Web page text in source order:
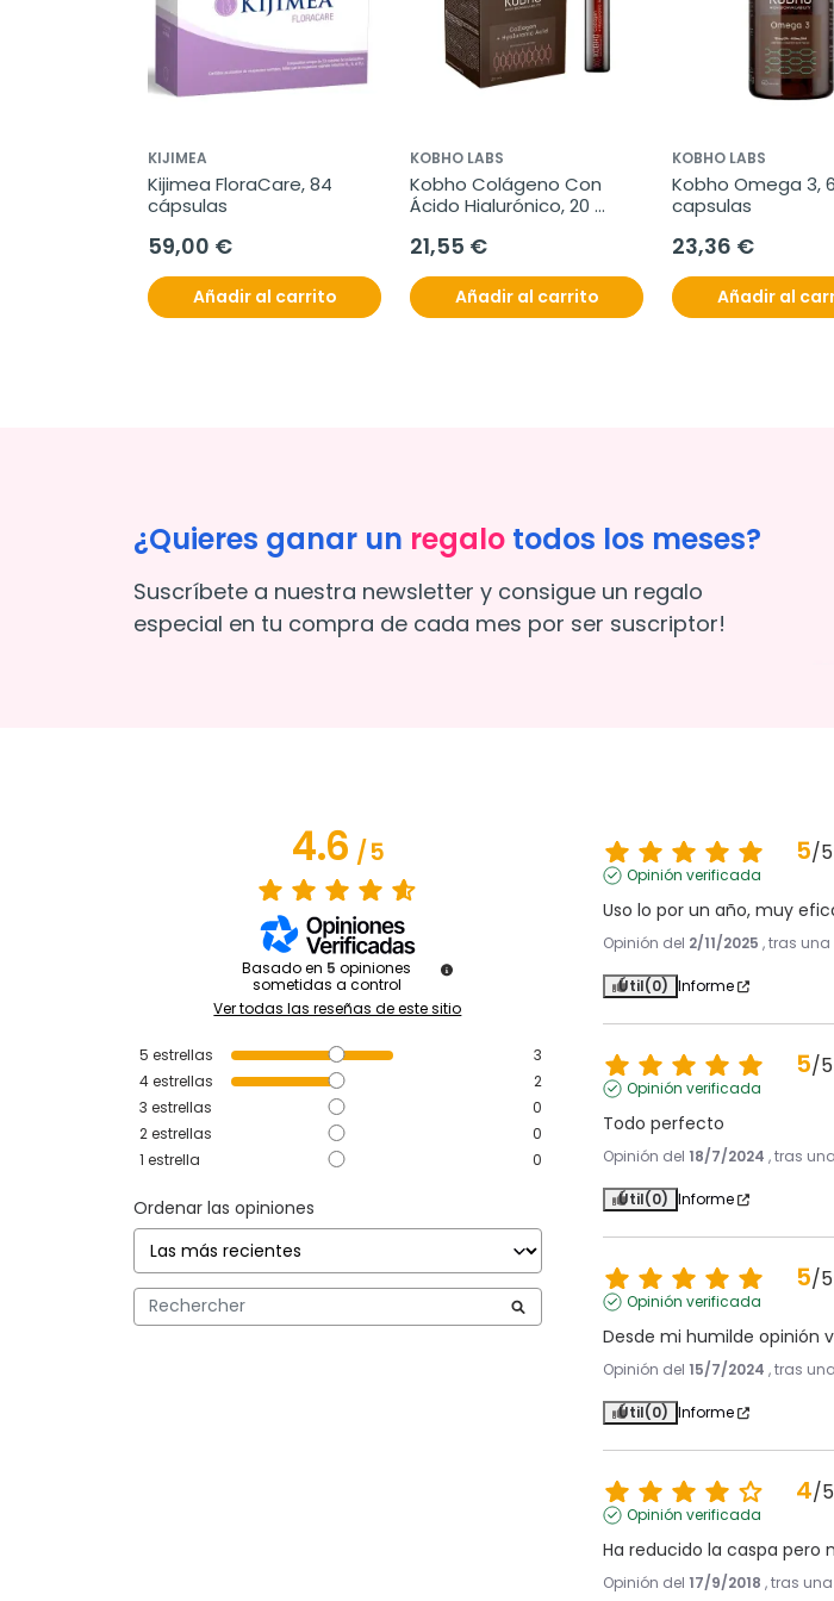
KIJIMEA
Kijimea FloraCare, 84
cápsulas
59,00 €
Añadir al carrito
KOBHO LABS
Kobho Colágeno Con
Ácido Hialurónico, 20
21,55 €
Añadir al carrito
KOBHO LABS
Kobho Omega 3,
capsulas
23,36 €
Añadir al
¿Quieres ganar un regalo todos los meses?
Suscríbete a nuestra newsletter y consigue un regalo
especial en tu compra de cada mes por ser suscriptor!
4.6/5
Basado en 5 opiniones
sometidas a control
Ver todas las reseñas de este sitio
5 estrellas
3
4estrellas
2
3 estrellas
0
2estrellas
0
1 estrella 0
Ordenar las opiniones
5/5
Opinión verificada
Uso lo por un año, muy
Opinión del 2/11/2025 , tras
Útil(0) Informe
5/5
Opinión verificada
Todo perfecto
Opinión del 18/7/2024 , tras
Útil(0) Informe
5/5
Opinión verificada
Desde mi humilde opinión
Opinión del 15/7/2024 , tras
Útil(0) Informe
4/5
Opinión verificada
Ha reducido la caspa pero
Opinión del 17/9/2018 , tras